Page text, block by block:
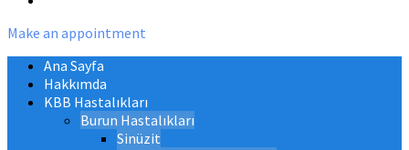
Make an appointment
Ana Sayfa
Hakkımda
KBB Hastalıkları
Burun Hastalıkları
Sinüzit